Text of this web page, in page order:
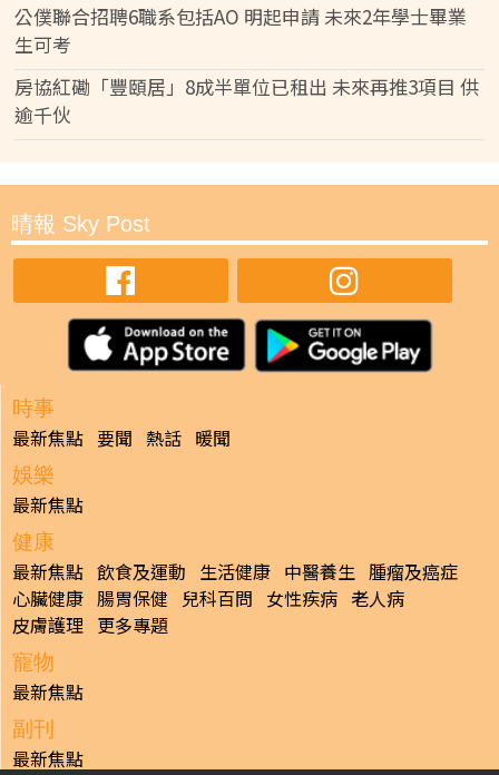
公僕聯合招聘6職系包括AO 明起申請 未來2年學士畢業
生可考
房協紅磡「豐頤居」8成半單位已租出 未來再推3項目 供
逾千伙
晴報 Sky Post
時事
最新焦點 要聞 熱話 暖聞
娛樂
最新焦點
健康
最新焦點 飲食及運動 生活健康 中醫養生 腫瘤及癌症
心臟健康 腸胃保健 兒科百問 女性疾病 老人病
皮膚護理 更多專題
寵物
最新焦點
副刊
最新焦點